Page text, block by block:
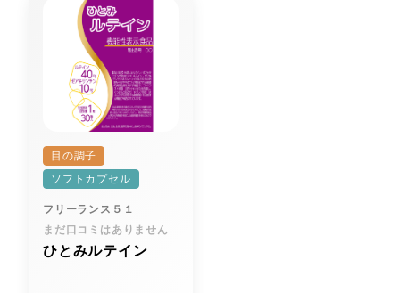
目の調子
ソフトカプセル
フリーランス５１
まだ口コミはありません
ひとみルテイン